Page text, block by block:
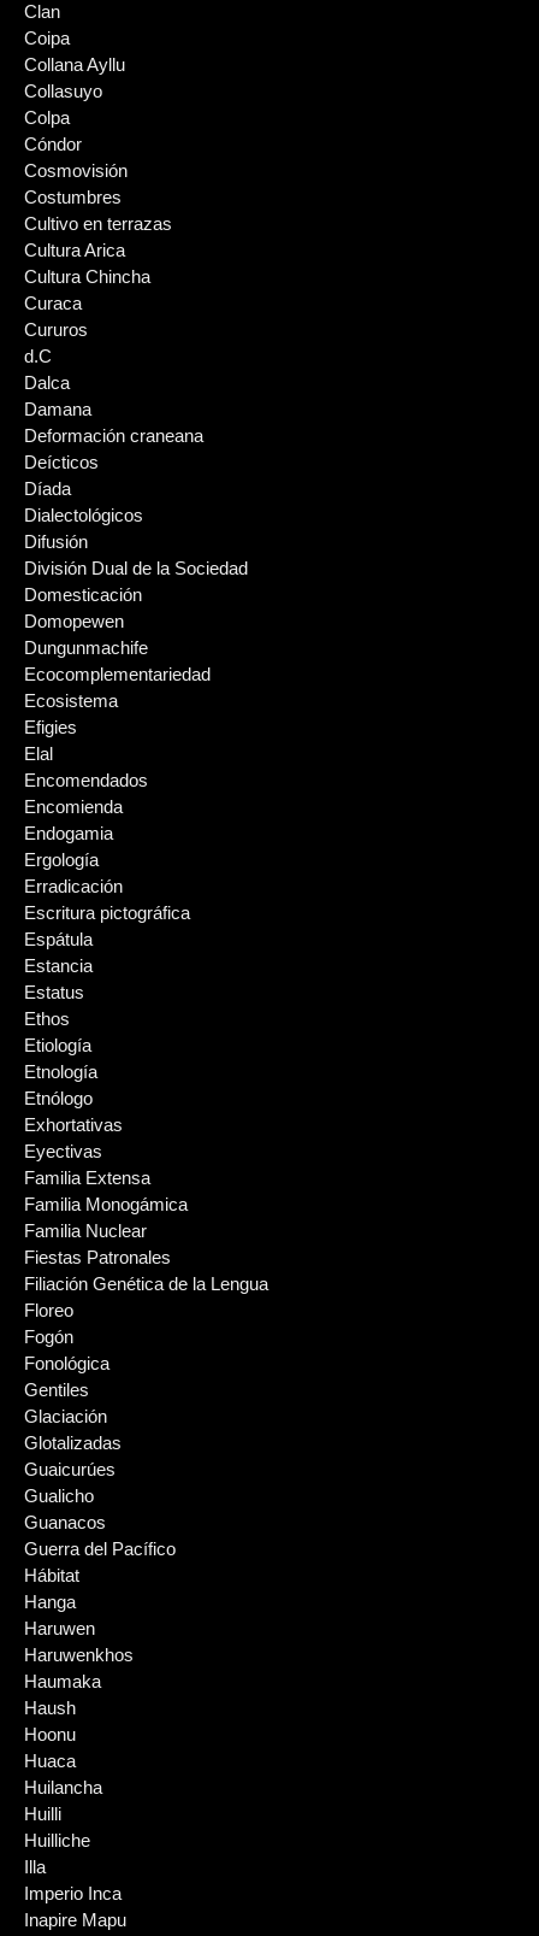
Clan
Coipa
Collana Ayllu
Collasuyo
Colpa
Cóndor
Cosmovisión
Costumbres
Cultivo en terrazas
Cultura Arica
Cultura Chincha
Curaca
Cururos
d.C
Dalca
Damana
Deformación craneana
Deícticos
Díada
Dialectológicos
Difusión
División Dual de la Sociedad
Domesticación
Domopewen
Dungunmachife
Ecocomplementariedad
Ecosistema
Efigies
Elal
Encomendados
Encomienda
Endogamia
Ergología
Erradicación
Escritura pictográfica
Espátula
Estancia
Estatus
Ethos
Etiología
Etnología
Etnólogo
Exhortativas
Eyectivas
Familia Extensa
Familia Monogámica
Familia Nuclear
Fiestas Patronales
Filiación Genética de la Lengua
Floreo
Fogón
Fonológica
Gentiles
Glaciación
Glotalizadas
Guaicurúes
Gualicho
Guanacos
Guerra del Pacífico
Hábitat
Hanga
Haruwen
Haruwenkhos
Haumaka
Haush
Hoonu
Huaca
Huilancha
Huilli
Huilliche
Illa
Imperio Inca
Inapire Mapu